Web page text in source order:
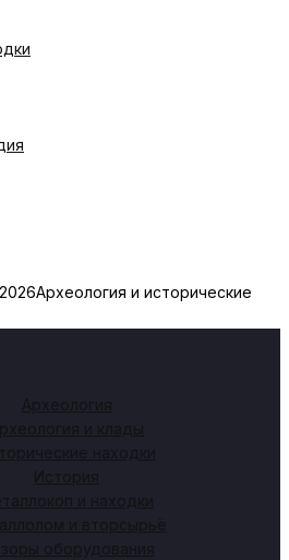
Археология и исторические
Археология
и клады
находки
История
и находки
и вторсырьё
оборудования